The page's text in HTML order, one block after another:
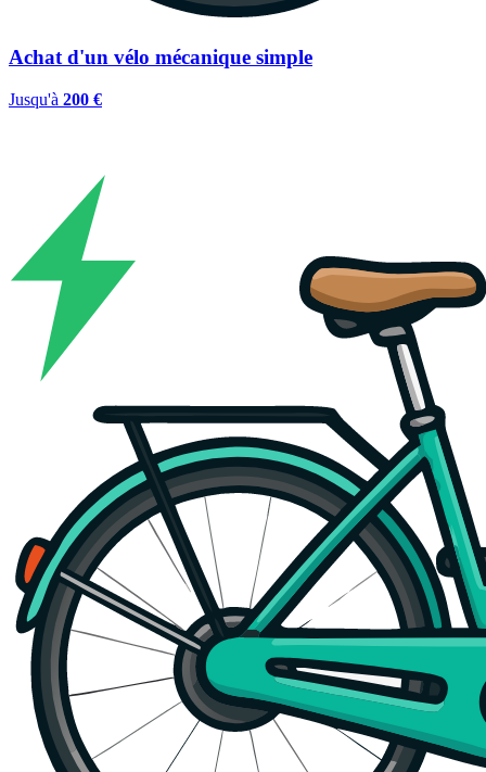
Achat d'un vélo mécanique simple
Jusqu'à 200 €